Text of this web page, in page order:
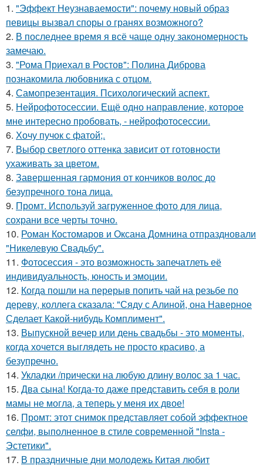
1. "Эффект Неузнаваемости": почему новый образ
певицы вызвал споры о гранях возможного?
2. В последнее время я всё чаще одну закономерность
замечаю.
3. "Рома Приехал в Ростов": Полина Диброва
познакомила любовника с отцом.
4. Самопрезентация. Психологический аспект.
5. Нейрофотосессии. Ещё одно направление, которое
мне интересно пробовать, - нейрофотосессии.
6. Хочу пучок с фатой;.
7. Выбор светлого оттенка зависит от готовности
ухаживать за цветом.
8. Завершенная гармония от кончиков волос до
безупречного тона лица.
9. Промт. Используй загруженное фото для лица,
сохрани все черты точно.
10. Роман Костомаров и Оксана Домнина отпраздновали
"Никелевую Свадьбу".
11. Фотосессия - это возможность запечатлеть её
индивидуальность, юность и эмоции.
12. Когда пошли на перерыв попить чай на резьбе по
дереву, коллега сказала: "Сяду с Алиной, она Наверное
Сделает Какой-нибудь Комплимент".
13. Выпускной вечер или день свадьбы - это моменты,
когда хочется выглядеть не просто красиво, а
безупречно.
14. Укладки /прически на любую длину волос за 1 час.
15. Два сына! Когда-то даже представить себя в роли
мамы не могла, а теперь у меня их двое!
16. Промт: этот снимок представляет собой эффектное
селфи, выполненное в стиле современной "Insta -
Эстетики".
17. В праздничные дни молодежь Китая любит